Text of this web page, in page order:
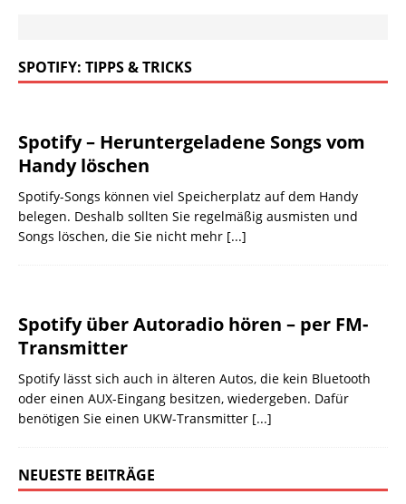
SPOTIFY: TIPPS & TRICKS
Spotify – Heruntergeladene Songs vom
Handy löschen
Spotify-Songs können viel Speicherplatz auf dem Handy
belegen. Deshalb sollten Sie regelmäßig ausmisten und
Songs löschen, die Sie nicht mehr [...]
Spotify über Autoradio hören – per FM-
Transmitter
Spotify lässt sich auch in älteren Autos, die kein Bluetooth
oder einen AUX-Eingang besitzen, wiedergeben. Dafür
benötigen Sie einen UKW-Transmitter [...]
NEUESTE BEITRÄGE